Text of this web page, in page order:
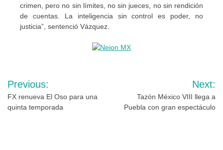
crimen, pero no sin límites, no sin jueces, no sin rendición
de cuentas. La inteligencia sin control es poder, no
justicia”, sentenció Vázquez.
Navegación
de
Previous:
FX renueva El Oso para una
quinta temporada
Next:
Tazón México VIII llega a
Puebla con gran espectáculo